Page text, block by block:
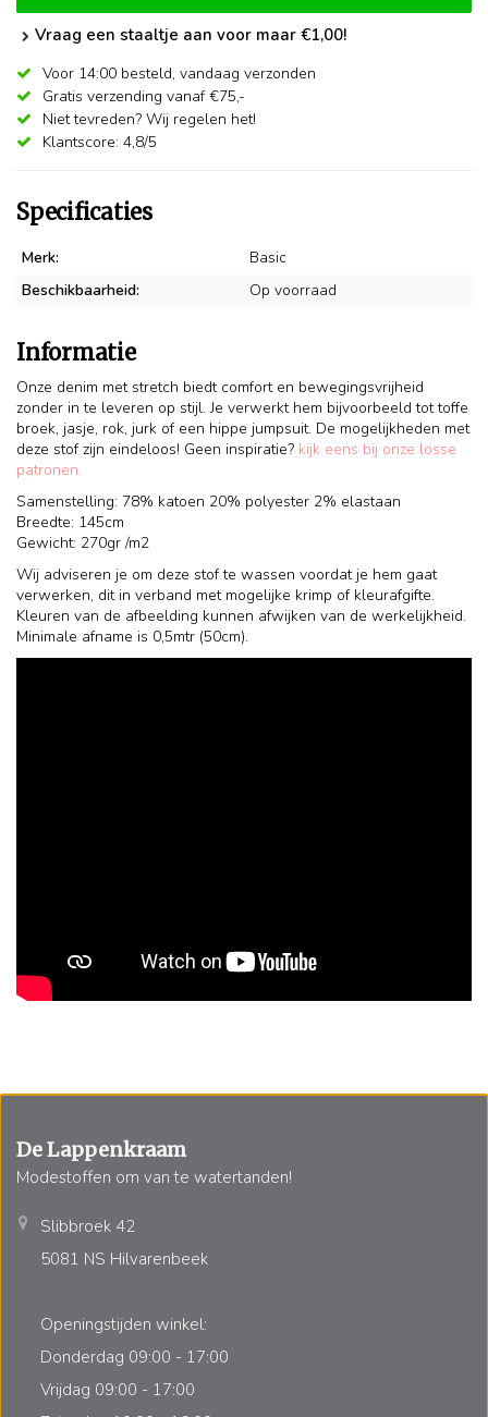
Vraag een staaltje aan voor maar €1,00!
Voor 14:00 besteld, vandaag verzonden
Gratis verzending vanaf €75,-
Niet tevreden? Wij regelen het!
Klantscore: 4,8/5
Specificaties
Merk:
Basic
Beschikbaarheid:
Op voorraad
Informatie
Onze denim met stretch biedt comfort en bewegingsvrijheid
zonder in te leveren op stijl. Je verwerkt hem bijvoorbeeld tot toffe
broek, jasje, rok, jurk of een hippe jumpsuit. De mogelijkheden met
deze stof zijn eindeloos! Geen inspiratie? kijk eens bij onze losse
patronen.
Samenstelling: 78% katoen 20% polyester 2% elastaan
Breedte: 145cm
Gewicht: 270gr /m2
Wij adviseren je om deze stof te wassen voordat je hem gaat
verwerken, dit in verband met mogelijke krimp of kleurafgifte.
Kleuren van de afbeelding kunnen afwijken van de werkelijkheid.
Minimale afname is 0,5mtr (50cm).
De Lappenkraam
Modestoffen om van te watertanden!
Slibbroek 42
5081 NS Hilvarenbeek
Openingstijden winkel:
Donderdag 09:00 - 17:00
Vrijdag 09:00 - 17:00